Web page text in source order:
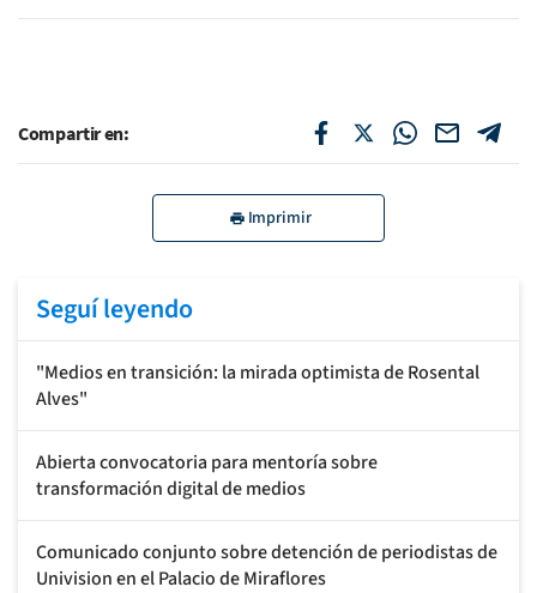
Compartir en:
Imprimir
Seguí leyendo
"Medios en transición: la mirada optimista de Rosental
Alves"
Abierta convocatoria para mentoría sobre
transformación digital de medios
Comunicado conjunto sobre detención de periodistas de
Univision en el Palacio de Miraflores